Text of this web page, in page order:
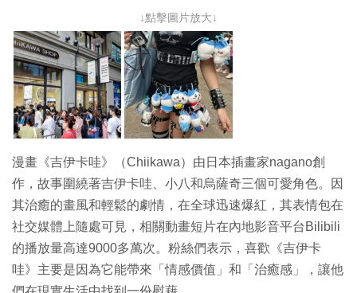
↓點擊圖片放大↓
漫畫《吉伊卡哇》（Chiikawa）由日本插畫家nagano創
作，故事圍繞著吉伊卡哇、小八和烏薩奇三個可愛角色。因
其治癒的畫風和輕鬆的劇情，在全球迅速爆紅，其表情包在
社交媒體上隨處可見，相關動畫短片在內地影音平台Bilibili
的播放量高達9000多萬次。粉絲們表示，喜歡《吉伊卡
哇》主要是因為它能帶來「情感價值」和「治癒感」，讓他